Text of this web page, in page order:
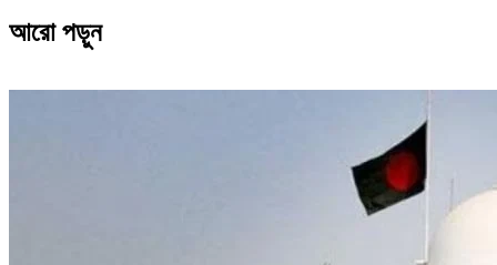
আরো পড়ুন